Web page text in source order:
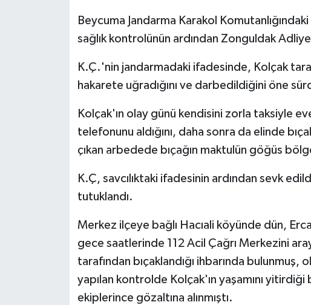
Beycuma Jandarma Karakol
sağlık kontrolünün ardından Zonguldak
K.Ç.'nin jandarmadaki ifadesinde, Kolçak
hakarete uğradığını ve darbedildiğini öne
Kolçak'ın olay günü kendisini zorla taksiyle
telefonunu aldığını, daha sonra da elinde
çıkan arbedede bıçağın maktulün göğüs
K.Ç, savcılıktaki ifadesinin ardından sevk
tutuklandı.
Merkez ilçeye bağlı Hacıali köyünde dün,
gece saatlerinde 112 Acil Çağrı Merkezini
tarafından bıçaklandığı ihbarında
yapılan kontrolde Kolçak'ın yaşamını
ekiplerince gözaltına alınmıştı.